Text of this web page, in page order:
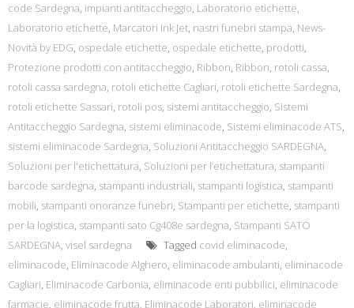
code Sardegna, impianti antitaccheggio, Laboratorio etichette,
Laboratorio etichette, Marcatori Ink Jet, nastri funebri stampa, News-
Novità by EDG, ospedale etichette, ospedale etichette, prodotti,
Protezione prodotti con antitaccheggio, Ribbon, Ribbon, rotoli cassa,
rotoli cassa sardegna, rotoli etichette Cagliari, rotoli etichette Sardegna,
rotoli etichette Sassari, rotoli pos, sistemi antitaccheggio, Sistemi
Antitaccheggio Sardegna, sistemi eliminacode, Sistemi eliminacode ATS,
sistemi eliminacode Sardegna, Soluzioni Antitaccheggio SARDEGNA,
Soluzioni per l'etichettatura, Soluzioni per l’etichettatura, stampanti
barcode sardegna, stampanti industriali, stampanti logistica, stampanti
mobili, stampanti onoranze funebri, Stampanti per etichette, stampanti
per la logistica, stampanti sato Cg408e sardegna, Stampanti SATO
SARDEGNA, visel sardegna Tagged covid eliminacode,
eliminacode, Eliminacode Alghero, eliminacode ambulanti, eliminacode
Cagliari, Eliminacode Carbonia, eliminacode enti pubbilici, eliminacode
farmacie, eliminacode frutta, Eliminacode Laboratori, eliminacode